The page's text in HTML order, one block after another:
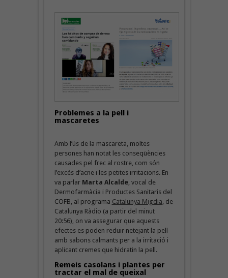
Problemes a la pell i
mascaretes
Amb l’ús de la mascareta, moltes
persones han notat les conseqüències
causades pel frec al rostre, com són
l’excés d’acne i les petites irritacions. En
va parlar Marta Alcalde, vocal de
Dermofarmàcia i Productes Sanitaris del
COFB, al programa Catalunya Migdia, de
Catalunya Ràdio (a partir del minut
20:56), on va assegurar que aquests
efectes es poden reduir netejant la pell
amb sabons calmants per a la irritació i
aplicant cremes que hidratin la pell.
Remeis casolans i plantes per
tractar el mal de queixal